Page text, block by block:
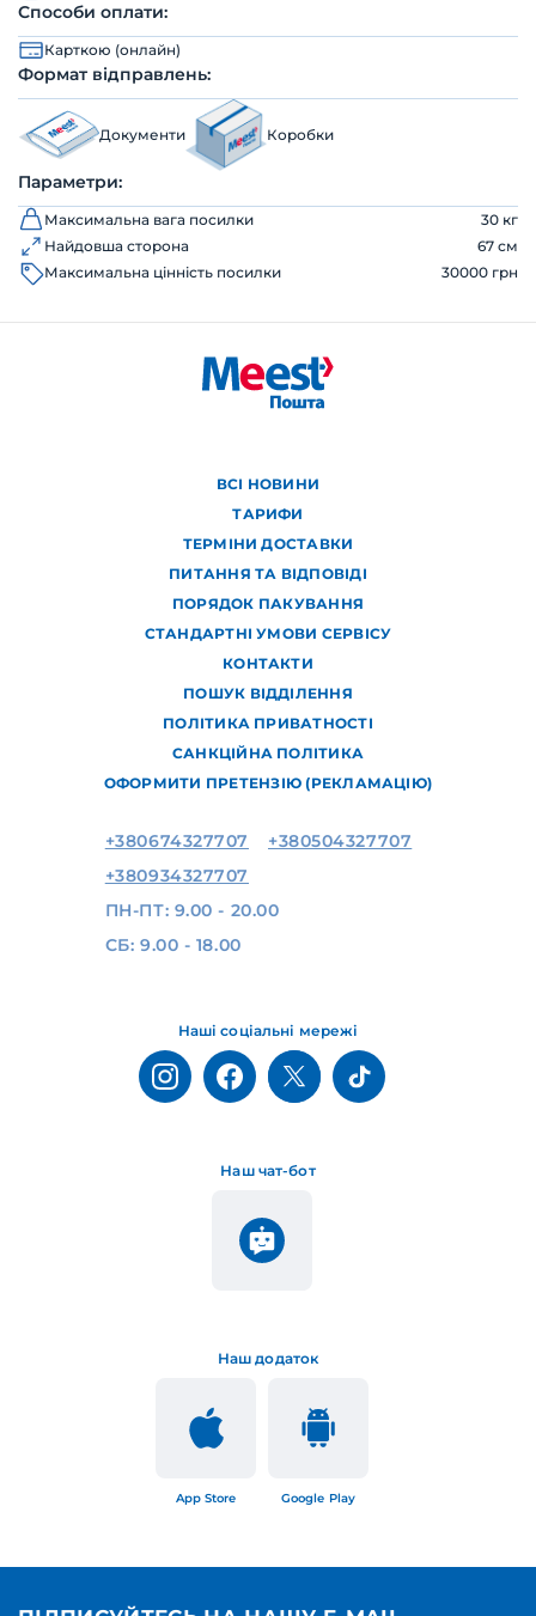
Способи оплати:
Карткою (онлайн)
Формат відправлень:
Документи Коробки
Параметри:
Максимальна вага посилки
30 кг
Найдовша сторона
67 см
Максимальна цінність посилки
30000 грн
ВСІ НОВИНИ
ТАРИФИ
ТЕРМІНИ ДОСТАВКИ
ПИТАННЯ ТА ВІДПОВІДІ
ПОРЯДОК ПАКУВАННЯ
СТАНДАРТНІ УМОВИ СЕРВІСУ
КОНТАКТИ
ПОШУК ВІДДІЛЕННЯ
ПОЛІТИКА ПРИВАТНОСТІ
САНКЦІЙНА ПОЛІТИКА
ОФОРМИТИ ПРЕТЕНЗІЮ (РЕКЛАМАЦІЮ)
Наш додаток
App Store Google Play
Наш чат-бот
Наші соціальні мережі
+380674327707
+380504327707
+380934327707
ПН-ПТ: 9.00 - 20.00
СБ: 9.00 - 18.00